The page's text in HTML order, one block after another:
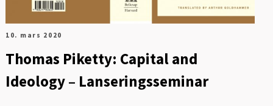
10. mars 2020
Thomas Piketty: Capital and
Ideology – Lanseringsseminar